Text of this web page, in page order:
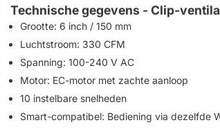
Technische gegevens - Clip-
Grootte: 6 inch / 150 mm
Luchtstroom: 330 CFM
Spanning: 100-240 V AC
Motor: EC-motor met zachte aanloop
10 instelbare snelheden
Smart-compatibel: Bediening via dezelfde